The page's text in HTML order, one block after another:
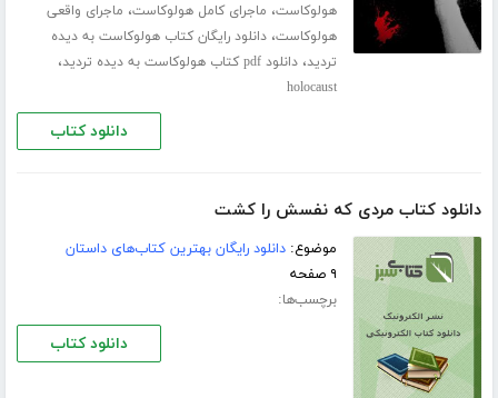
هولوکاست، ماجرای کامل هولوکاست، ماجرای واقعی
هولوکاست،دانلود رایگان کتاب هولوکاست به دیده
تردید،دانلود pdf کتاب هولوکاست به دیده تردید ،
holocaust
دانلود کتاب
دانلود کتاب مردی كه نفسش را كشت
موضوع:دانلود رایگان بهترین کتاب‌های داستان
۹ صفحه
برچسب‌ها:
دانلود کتاب